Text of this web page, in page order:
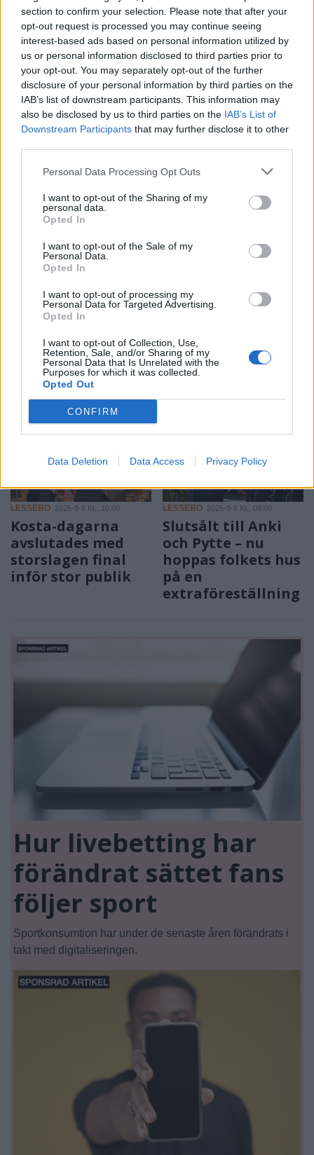
section to confirm your selection. Please note that after your
opt-out request is processed you may continue seeing
interest-based ads based on personal information utilized by
us or personal information disclosed to third parties prior to
your opt-out. You may separately opt-out of the further
disclosure of your personal information by third parties on the
IAB’s list of downstream participants. This information may
also be disclosed by us to third parties on the IAB’s List of
Downstream Participants that may further disclose it to other
Personal Data Processing Opt Outs
I want to opt-out of the Sharing of my
personal data.
Opted In
I want to opt-out of the Sale of my
Personal Data.
Opted In
I want to opt-out of processing my
Personal Data for Targeted Advertising.
Opted In
I want to opt-out of Collection, Use,
Retention, Sale, and/or Sharing of my
Personal Data that Is Unrelated with the
Purposes for which it was collected.
Opted Out
CONFIRM
Data Deletion Data Access Privacy Policy
ALVESTA 2026-8-9 KL. 17:32
Så stor lägenhet har
25-åringarna i Alvesta
råd med att köpa
Metningstävling i
Hössjö Slätthög
E.ON lanserar ny
flexibilitetsmarkn
LESSEBO 2026-8-8 KL. 10:00
Kosta-dagarna
avslutades med
storslagen final
inför stor publik
LESSEBO 2026-8-8 KL. 09:00
Slutsålt till Anki
och Pytte – nu
hoppas folkets hus
på en
extraföreställning
Hur livebetting har
förändrat sättet fans
följer sport
Sportkonsumtion har under de senaste åren förändrats i
takt med digitaliseringen.